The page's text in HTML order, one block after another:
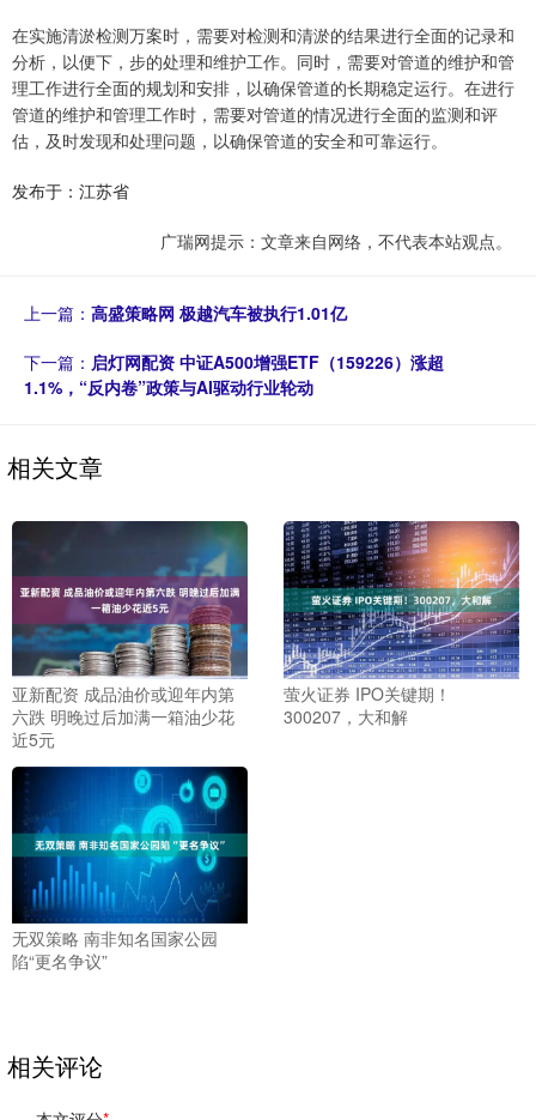
在实施清淤检测万案时，需要对检测和清淤的结果进行全面的记录和
分析，以便下，步的处理和维护工作。同时，需要对管道的维护和管
理工作进行全面的规划和安排，以确保管道的长期稳定运行。在进行
管道的维护和管理工作时，需要对管道的情况进行全面的监测和评
估，及时发现和处理问题，以确保管道的安全和可靠运行。
发布于：江苏省
广瑞网提示：文章来自网络，不代表本站观点。
上一篇： 高盛策略网 极越汽车被执行1.01亿
下一篇： 启灯网配资 中证A500增强ETF（159226）涨超
1.1%，“反内卷”政策与AI驱动行业轮动
相关文章
亚新配资 成品油价或迎年内第
六跌 明晚过后加满一箱油少花
近5元
萤火证券 IPO关键期！
300207，大和解
无双策略 南非知名国家公园
陷“更名争议”
相关评论